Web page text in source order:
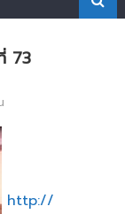
73
บน
นักเรียน
http://